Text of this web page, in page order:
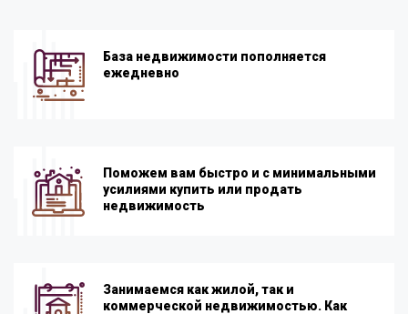
База недвижимости пополняется
ежедневно
Поможем вам быстро и с минимальными
усилиями купить или продать
недвижимость
Занимаемся как жилой, так и
коммерческой недвижимостью. Как